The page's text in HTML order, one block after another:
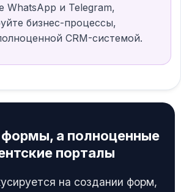
WhatsApp и Telegram,
бизнес-процессы,
CRM-системой.
формы, а полноценные
порталы
на создании форм,